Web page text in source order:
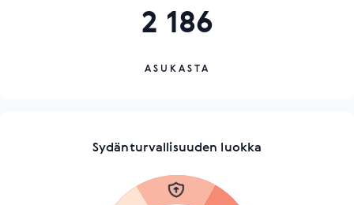
2 186
ASUKASTA
Sydänturvallisuuden luokka